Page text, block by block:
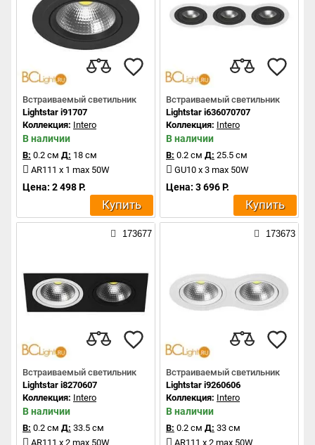
Встраиваемый светильник
Lightstar i91707
Коллекция: Intero
В наличии
В: 0.2 см Д: 18 см
AR111 x 1 max 50W
Цена: 2 498 Р.
Купить
Встраиваемый светильник
Lightstar i636070707
Коллекция: Intero
В наличии
В: 0.2 см Д: 25.5 см
GU10 x 3 max 50W
Цена: 3 696 Р.
Купить
173677
Встраиваемый светильник
Lightstar i8270607
Коллекция: Intero
В наличии
В: 0.2 см Д: 33.5 см
AR111 x 2 max 50W
173673
Встраиваемый светильник
Lightstar i9260606
Коллекция: Intero
В наличии
В: 0.2 см Д: 33 см
AR111 x 2 max 50W